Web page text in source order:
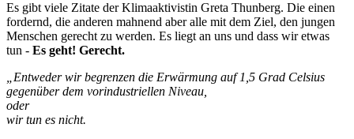
Es gibt viele Zitate der Klimaaktivistin Greta Thunberg. Die einen
fordernd, die anderen mahnend aber alle mit dem Ziel, den jungen
Menschen gerecht zu werden. Es liegt an uns und dass wir etwas
tun - Es geht! Gerecht.
„Entwederwir begrenzen die Erwärmung auf 1,5 Grad Celsius
gegenüber dem vorindustriellen Niveau,
oder
wir tun es nicht.